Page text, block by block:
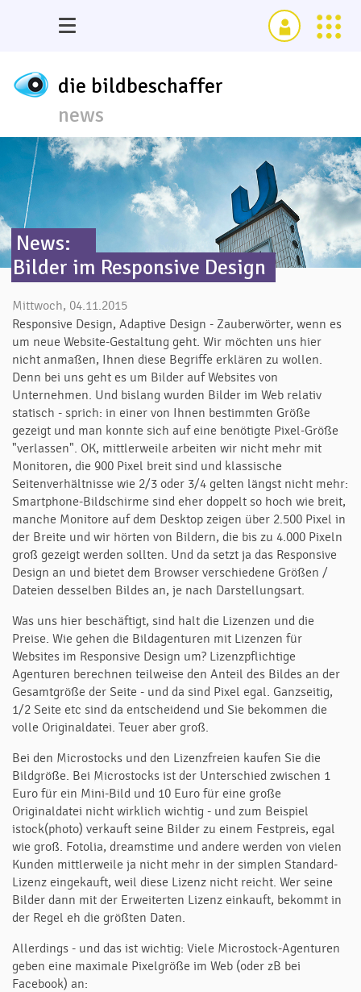
die bildbeschaffer
news
News:
Bilder im Responsive Design
Mittwoch, 04.11.2015
Responsive Design, Adaptive Design - Zauberwörter, wenn es
um neue Website-Gestaltung geht. Wir möchten uns hier
nicht anmaßen, Ihnen diese Begriffe erklären zu wollen.
Denn bei uns geht es um Bilder auf Websites von
Unternehmen. Und bislang wurden Bilder im Web relativ
statisch - sprich: in einer von Ihnen bestimmten Größe
gezeigt und man konnte sich auf eine benötigte Pixel-Größe
"verlassen". OK, mittlerweile arbeiten wir nicht mehr mit
Monitoren, die 900 Pixel breit sind und klassische
Seitenverhältnisse wie 2/3 oder 3/4 gelten längst nicht mehr:
Smartphone-Bildschirme sind eher doppelt so hoch wie breit,
manche Monitore auf dem Desktop zeigen über 2.500 Pixel in
der Breite und wir hörten von Bildern, die bis zu 4.000 Pixeln
groß gezeigt werden sollten. Und da setzt ja das Responsive
Design an und bietet dem Browser verschiedene Größen /
Dateien desselben Bildes an, je nach Darstellungsart.
Was uns hier beschäftigt, sind halt die Lizenzen und die
Preise. Wie gehen die Bildagenturen mit Lizenzen für
Websites im Responsive Design um? Lizenzpflichtige
Agenturen berechnen teilweise den Anteil des Bildes an der
Gesamtgröße der Seite - und da sind Pixel egal. Ganzseitig,
1/2 Seite etc sind da entscheidend und Sie bekommen die
volle Originaldatei. Teuer aber groß.
Bei den Microstocks und den Lizenzfreien kaufen Sie die
Bildgröße. Bei Microstocks ist der Unterschied zwischen 1
Euro für ein Mini-Bild und 10 Euro für eine große
Originaldatei nicht wirklich wichtig - und zum Beispiel
istock(photo) verkauft seine Bilder zu einem Festpreis, egal
wie groß. Fotolia, dreamstime und andere werden von vielen
Kunden mittlerweile ja nicht mehr in der simplen Standard-
Lizenz eingekauft, weil diese Lizenz nicht reicht. Wer seine
Bilder dann mit der Erweiterten Lizenz einkauft, bekommt in
der Regel eh die größten Daten.
Allerdings - und das ist wichtig: Viele Microstock-Agenturen
geben eine maximale Pixelgröße im Web (oder zB bei
Facebook) an: